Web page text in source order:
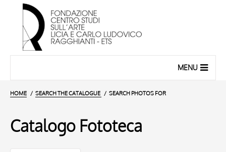
MENU
HOME SEARCH THE CATALOGUE SEARCH PHOTOS FOR
Catalogo Fototeca